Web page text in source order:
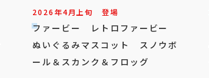
2026年4月上旬 登場
ファービー レトロファービー
ぬいぐるみマスコット スノウボ
ール＆スカンク＆フロッグ